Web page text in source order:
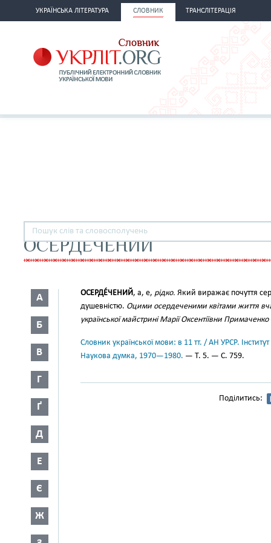
УКРАЇНСЬКА ЛІТЕРАТУРА СЛОВНИК ТРАНСЛІТЕРАЦІЯ
ОСЕРДЕЧЕНИЙ
А
Б
В
Г
Ґ
Д
Е
Є
Ж
ОСЕРДЕ́ЧЕНИЙ, а, е, рідко. Який виражає почуття
душевністю. Оцими осердеченими квітами життя
української майстрині Марії Оксентіївни Примаченко
Словник української мови: в 11 тт. / АН УРСР.
Наукова думка, 1970—1980. — Т. 5. — С. 759.
Поділитись: